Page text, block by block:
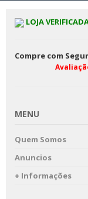
LOJA
Compre com
MENU
Quem Somos
Anuncios
+ Informações